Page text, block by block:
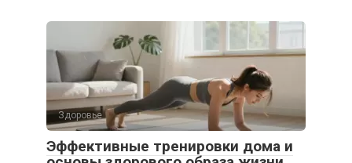
Здоровье
Эффективные тренировки дома и